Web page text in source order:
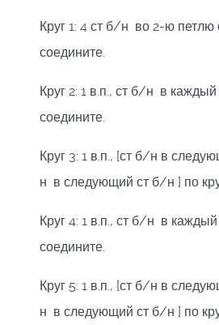
Круг 1: 4 ст б/н во 2-ю петлю
соедините.
Круг 2: 1 в.п., ст б/н в
соедините.
Круг 3: 1 в.п., [ст б/н в
н в следующий ст б/н ] по
Круг 4: 1 в.п., ст б/н в
соедините.
Круг 5: 1 в.п., [ст б/н в
н в следующий ст б/н ] по